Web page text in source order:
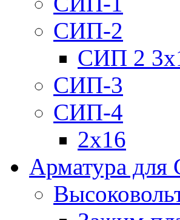
СИП-2
СИП 2
СИП-3
СИП-4
2х16
Арматура